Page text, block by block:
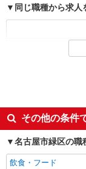
同じ職種から求人
服装自由
社会保険あり
その他の条件
名古屋市緑区の職
飲食・フード